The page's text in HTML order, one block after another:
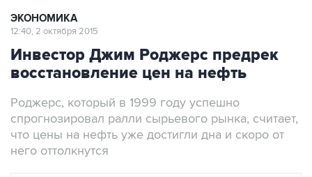
ЭКОНОМИКА
12:40, 2 октября 2015
Инвестор Джим Роджерс предрек
восстановление цен на нефть
Роджерс, который в 1999 году успешно
спрогнозировал ралли сырьевого рынка, считает,
что цены на нефть уже достигли дна и скоро от
него оттолкнутся